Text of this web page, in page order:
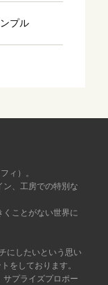
プル
ィ）。
、工房での特別な
ことがない世界に
にしたいという思い
をしております。
プライズプロポー
約
約
約
約